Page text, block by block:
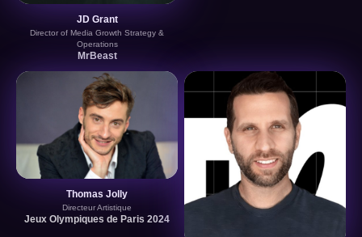
JD Grant
Director of Media Growth Strategy &
Operations
MrBeast
Thomas Jolly
Directeur Artistique
Jeux Olympiques de Paris 2024